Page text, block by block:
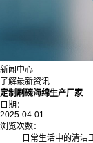
新闻中心
了解最新资讯
定制刷碗海绵生产厂家
日期：
2025-04-01
浏览次数：
日常生活中的清洁